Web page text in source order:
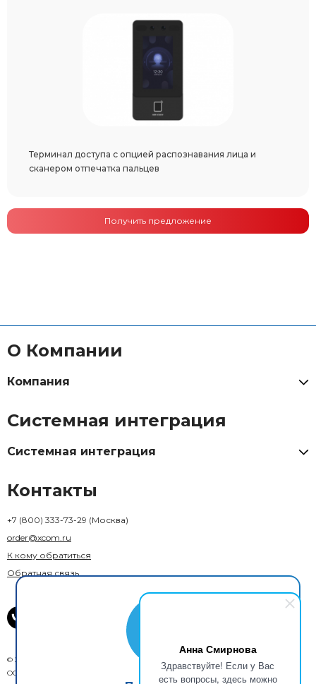
Анна Смирнова
Здравствуйте! Если у Вас
есть вопросы, здесь можно
Терминал доступа с опцией распознавания лица и
сканером отпечатка пальцев
Получить предложение
О Компании
Компания
Системная интеграция
Системная интеграция
Контакты
+7 (800) 333-73-29 (Москва)
order@xcom.ru
К кому обратиться
Обратная связь
© 2018–2026 X-Com. Все права защищены.
ООО "М-инвест"